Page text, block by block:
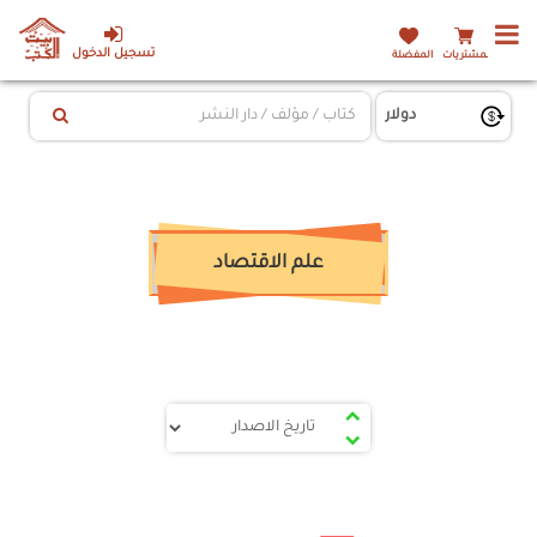
تسجيل الدخول المشتريات المفضلة
علم الاقتصاد